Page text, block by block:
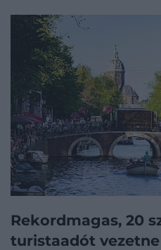
Rekordmagas, 20
turistaadót